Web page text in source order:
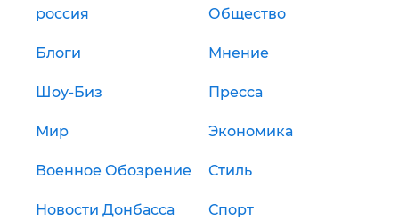
россия Общество
Блоги Мнение
Шоу-Биз Пресса
Мир Экономика
Военное Обозрение Стиль
Новости Донбасса Спорт